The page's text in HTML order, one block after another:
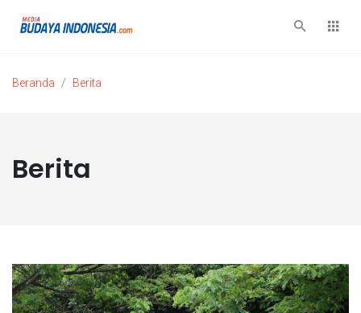
Beranda Berita
Berita